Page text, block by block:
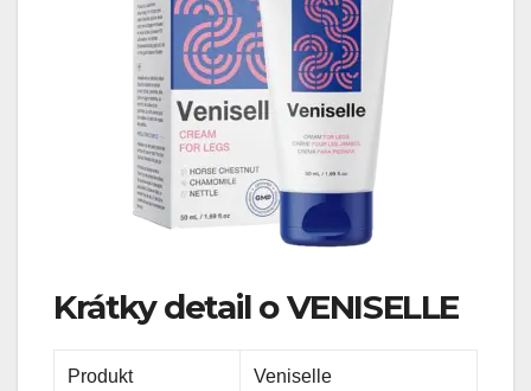
Krátky detail o VENISELLE
Produkt Veniselle